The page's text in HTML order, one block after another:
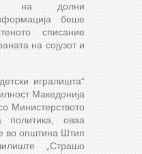
на долни
беше
списание
на сојузот и
игралишта“
Македонија
Министерството
политика, оваа
во општина Штип
„Страшо